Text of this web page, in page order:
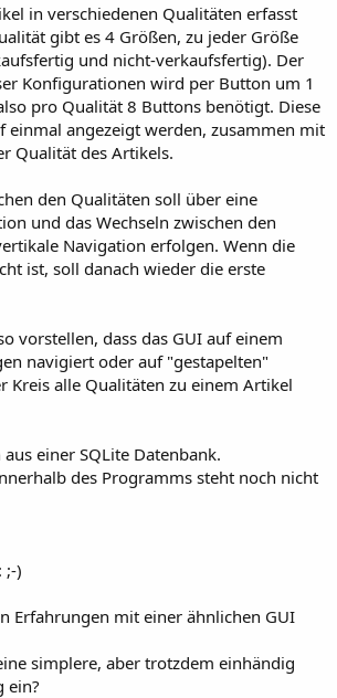
in verschiedenen Qualitäten erfasst
gibt es 4 Größen, zu jeder Größe
und nicht-verkaufsfertig). Der
Konfigurationen wird per Button um 1
pro Qualität 8 Buttons benötigt. Diese
einmal angezeigt werden, zusammen mit
Qualität des Artikels.
den Qualitäten soll über eine
und das Wechseln zwischen den
Navigation erfolgen. Wenn die
ist, soll danach wieder die erste
vorstellen, dass das GUI auf einem
navigiert oder auf "gestapelten"
Kreis alle Qualitäten zu einem Artikel
einer SQLite Datenbank.
des Programms steht noch nicht
;-)
Erfahrungen mit einer ähnlichen GUI
simplere, aber trotzdem einhändig
ein?